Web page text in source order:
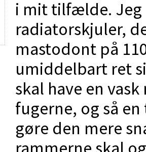
i mit tilfælde. Jeg
radiatorskjuler,
mastodont på
umiddelbart ret
skal have en
fugerne, og så
gøre den mere